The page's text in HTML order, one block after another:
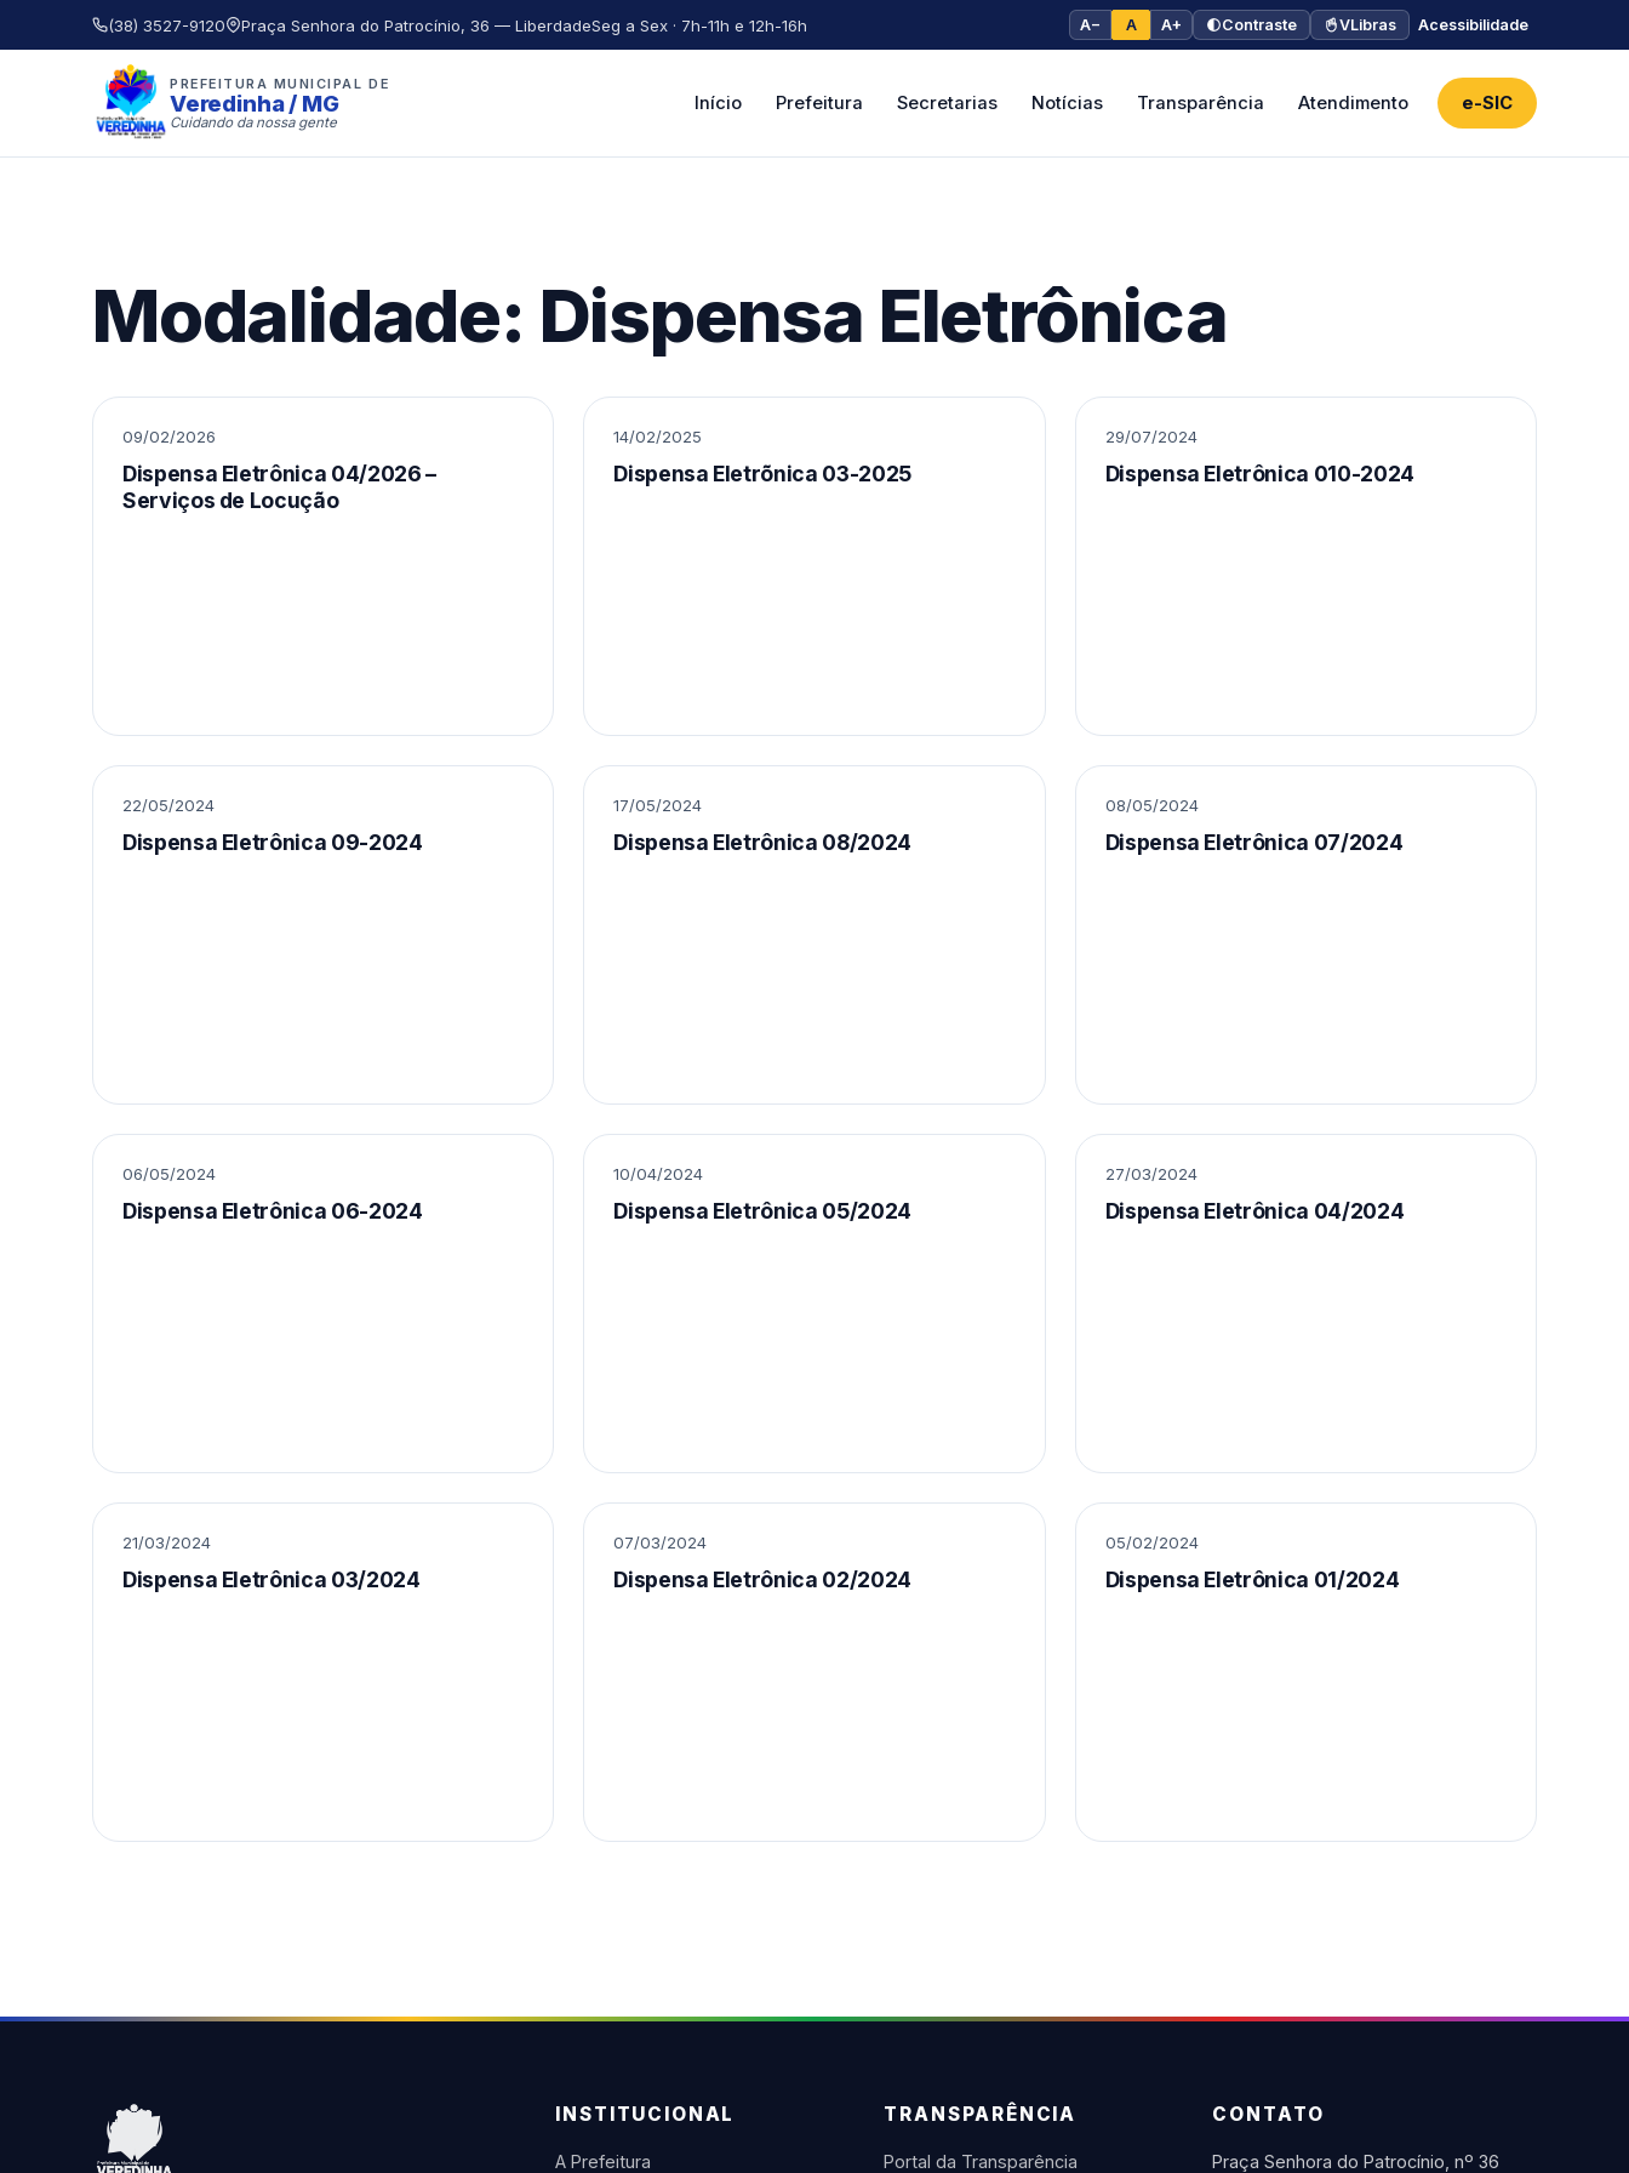
(38) 3527-9120 Praça Senhora do Patrocínio, 36 — LiberdadeSeg a Sex · 7h-11h e 12h-16h A− A A+ Contraste VLibras Acessibilidade
PREFEITURA MUNICIPAL DE
Veredinha / MG
Cuidando da nossa gente
Início Prefeitura Secretarias Notícias Transparência Atendimento e-SIC
Modalidade: Dispensa Eletrônica
09/02/2026
Dispensa Eletrônica 04/2026 –
Serviços de Locução
14/02/2025
Dispensa Eletrõnica 03-2025
29/07/2024
Dispensa Eletrônica 010-2024
22/05/2024
Dispensa Eletrônica 09-2024
17/05/2024
Dispensa Eletrônica 08/2024
08/05/2024
Dispensa Eletrônica 07/2024
06/05/2024
Dispensa Eletrônica 06-2024
10/04/2024
Dispensa Eletrônica 05/2024
27/03/2024
Dispensa Eletrônica 04/2024
21/03/2024
Dispensa Eletrônica 03/2024
07/03/2024
Dispensa Eletrônica 02/2024
05/02/2024
Dispensa Eletrônica 01/2024
INSTITUCIONAL
A Prefeitura
TRANSPARÊNCIA
Portal da Transparência
CONTATO
Praça Senhora do Patrocínio, nº 36